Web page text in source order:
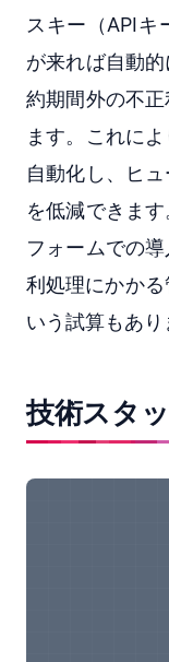
スキー（APIキ
が来れば自動
約期間外の不
ます。これに
自動化し、ヒ
を低減できま
フォームでの
利処理にかか
いう試算もあり
技術スタ